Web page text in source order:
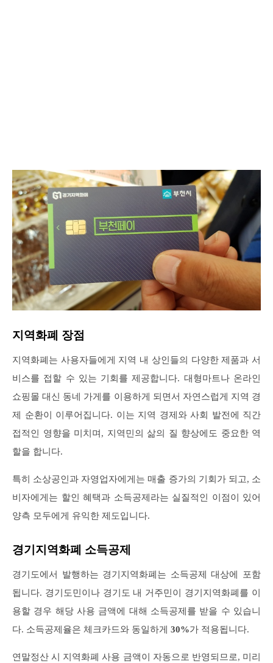
지역화폐 장점
지역화폐는 사용자들에게 지역 내 상인들의 다양한 제품과 서
비스를 접할 수 있는 기회를 제공합니다. 대형마트나 온라인
쇼핑몰 대신 동네 가게를 이용하게 되면서 자연스럽게 지역 경
제 순환이 이루어집니다. 이는 지역 경제와 사회 발전에 직간
접적인 영향을 미치며, 지역민의 삶의 질 향상에도 중요한 역
할을 합니다.
특히 소상공인과 자영업자에게는 매출 증가의 기회가 되고, 소
비자에게는 할인 혜택과 소득공제라는 실질적인 이점이 있어
양측 모두에게 유익한 제도입니다.
경기지역화폐 소득공제
경기도에서 발행하는 경기지역화폐는 소득공제 대상에 포함
됩니다. 경기도민이나 경기도 내 거주민이 경기지역화폐를 이
용할 경우 해당 사용 금액에 대해 소득공제를 받을 수 있습니
다. 소득공제율은 체크카드와 동일하게 30%가 적용됩니다.
연말정산 시 지역화폐 사용 금액이 자동으로 반영되므로, 미리